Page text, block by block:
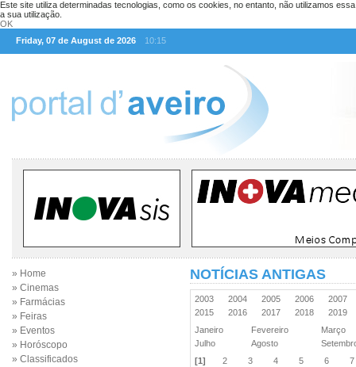
Este site utiliza determinadas tecnologias, como os cookies, no entanto, não utilizamos
a sua utilização.
OK
Friday, 07 de August de 2026
10:15
» Home
» Cinemas
» Farmácias
» Feiras
» Eventos
» Horóscopo
» Classificados
NOTÍCIAS ANTIGAS
2003 2004 2005 2006
2007
2015
2016 2017 2018
2019
Janeiro
Fevereiro
Março
Julho
Agosto
[1]
2 3 4 5 6